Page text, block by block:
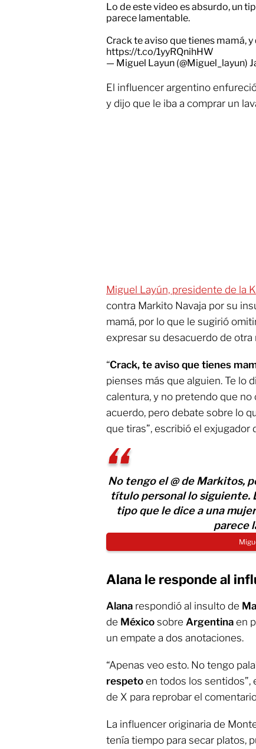
Lo de este video es absurdo, un
parece lamentable.
Crack te aviso que tienes mamá,
https://t.co/1yyRQnihHW
— Miguel Layun (@Miguel_layun)
El influencer argentino
y dijo que le iba a comprar un
Miguel Layún, presidente de la
contra Markito Navaja por su
mamá, por lo que le sugirió
expresar su desacuerdo de otra
“Crack, te aviso que tienes
pienses más que alguien. Te lo
calentura, y no pretendo que
acuerdo, pero debate sobre lo
que tiras”, escribió el exjugador
No tengo el @ de Markitos,
título personal lo siguiente.
tipo que le dice a una
parece
Alana le responde al
Alana respondió al insulto de
de México sobre Argentina en
un empate a dos anotaciones.
“Apenas veo esto. No tengo
respeto en todos los sentidos”,
de X para reprobar el
La influencer originaria de
tenía tiempo para secar platos,